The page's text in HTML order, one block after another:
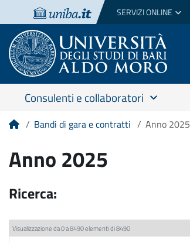
SERVIZI ONLINE
Consulenti e collaboratori
HomeBandi di gara e contratti Anno 2025
Anno 2025
Ricerca:
Visualizzazione da 0 a 8490 elementi di 8490